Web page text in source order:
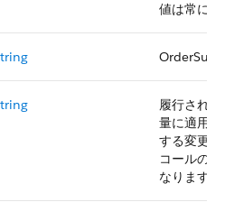
値は常に
履行され
量に適用
する変更
コールの
なります。